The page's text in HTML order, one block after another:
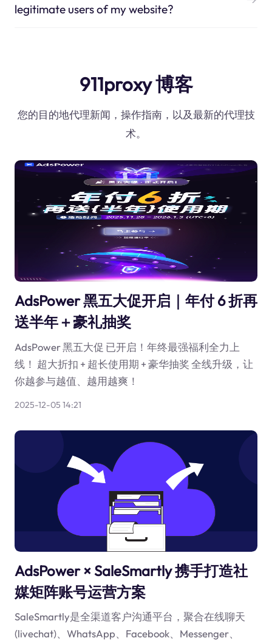
legitimate users of my website?
911proxy 博客
您的目的地代理新闻，操作指南，以及最新的代理技
术。
AdsPower 黑五大促开启｜年付 6 折再
送半年＋豪礼抽奖
AdsPower 黑五大促 已开启！年终最强福利全力上
线！ 超大折扣 + 超长使用期 + 豪华抽奖 全线升级，让
你越参与越值、越用越爽！
2025-12-05 14:21
AdsPower × SaleSmartly 携手打造社
媒矩阵账号运营方案
SaleSmartly是全渠道客户沟通平台，聚合在线聊天
(livechat)、WhatsApp、Facebook、Messenger、